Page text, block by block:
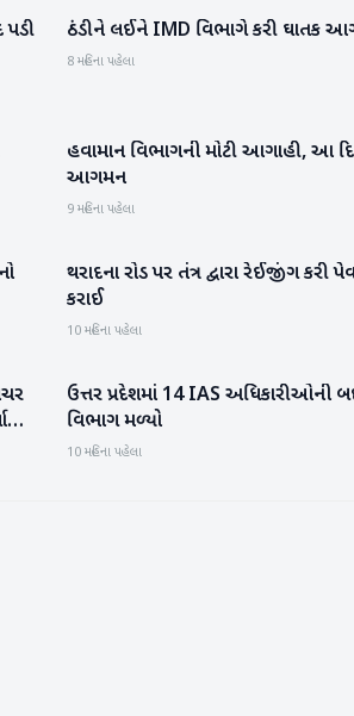
પડી
રાષ્ટ્રીય
ઠંડીને લઈને IMD વિભાગે કરી ઘાતક
8 મહિના પહેલા
રાષ્ટ્રીય
હવામાન વિભાગની મોટી આગાહી, આ
આગમન
9 મહિના પહેલા
બનાસકાંઠા
થરાદના રોડ પર તંત્ર દ્વારા રેઈજીંગ કરી
કરાઈ
10 મહિના પહેલા
રાષ્ટ્રીય
ઉત્તર પ્રદેશમાં 14 IAS અધિકારીઓની
વિભાગ મળ્યો
10 મહિના પહેલા